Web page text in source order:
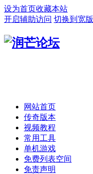
设为首页收藏本站
开启辅助访问 切换到宽版
网站首页
传奇版本
视频教程
常用工具
单机游戏
免费列表空间
免责声明